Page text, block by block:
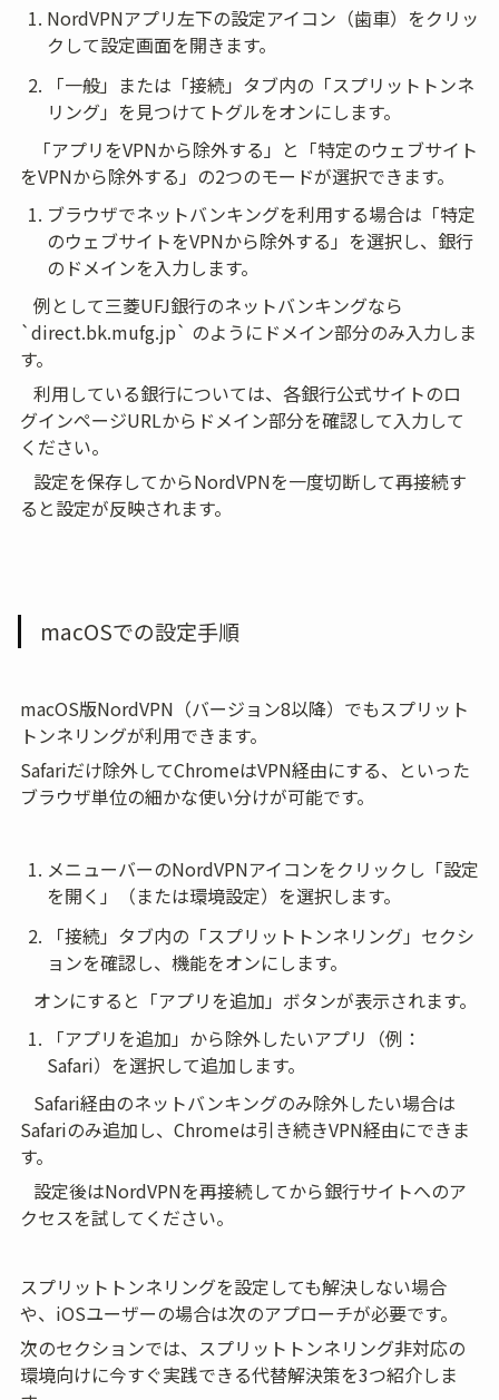
NordVPNアプリ左下の設定アイコン（歯車）をクリッ
クして設定画面を開きます。
「一般」または「接続」タブ内の「スプリットトンネ
リング」を見つけてトグルをオンにします。
をVPNから除外する」の2つのモードが選択できます。
ブラウザでネットバンキングを利用する場合は「特定
のウェブサイトをVPNから除外する」を選択し、銀行
のドメインを入力します。
   例として三菱UFJ銀行のネットバンキングなら
`direct.bk.mufg.jp` のようにドメイン部分のみ入力しま
す。
   利用している銀行については、各銀行公式サイトのロ
グインページURLからドメイン部分を確認して入力して
ください。
ると設定が反映されます。
macOSでの設定手順
macOS版NordVPN（バージョン8以降）でもスプリット
トンネリングが利用できます。
Safariだけ除外してChromeはVPN経由にする、といった
ブラウザ単位の細かな使い分けが可能です。
メニューバーのNordVPNアイコンをクリックし「設定
を開く」（または環境設定）を選択します。
「接続」タブ内の「スプリットトンネリング」セクシ
ョンを確認し、機能をオンにします。
   オンにすると「アプリを追加」ボタンが表示されます。
「アプリを追加」から除外したいアプリ（例：
Safari）を選択して追加します。
Safariのみ追加し、Chromeは引き続きVPN経由にできま
す。
クセスを試してください。
スプリットトンネリングを設定しても解決しない場合
や、iOSユーザーの場合は次のアプローチが必要です。
次のセクションでは、スプリットトンネリング非対応の
環境向けに今すぐ実践できる代替解決策を3つ紹介しま